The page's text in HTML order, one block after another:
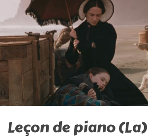
Leçon de piano (La)